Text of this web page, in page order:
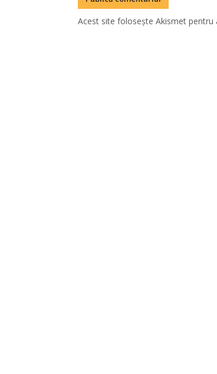
Acest site folosește Akismet pentru